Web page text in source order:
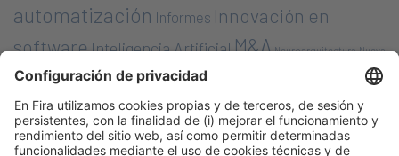
automatización Informes Innovación en
softwareInteligencia ArtificialM&A Neuroarquitectura Nueva
Bauhaus Europea Nuevas tecnologías/ soluciones
Opiniónplanificación urbanaPremios &
NombramientosPropTech Robótica en la